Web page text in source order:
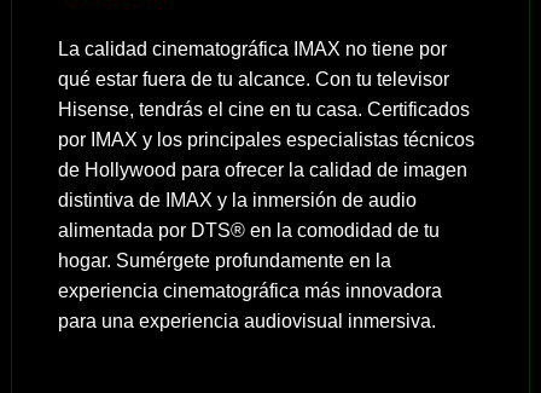
La calidad cinematográfica IMAX no tiene por
qué estar fuera de tu alcance. Con tu televisor
Hisense, tendrás el cine en tu casa. Certificados
por IMAX y los principales especialistas técnicos
de Hollywood para ofrecer la calidad de imagen
distintiva de IMAX y la inmersión de audio
alimentada por DTS® en la comodidad de tu
hogar. Sumérgete profundamente en la
experiencia cinematográfica más innovadora
para una experiencia audiovisual inmersiva.